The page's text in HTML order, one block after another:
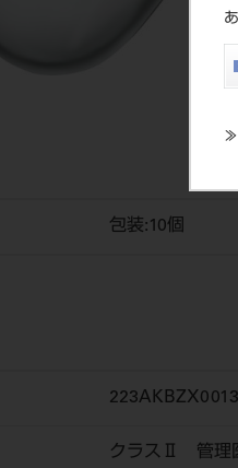
≫
包装:10個
クラスⅡ 管理